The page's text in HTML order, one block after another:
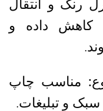
رنگ و انتقال
کاهش داده و
مناسب چاپ
سبک و تبلیغات.